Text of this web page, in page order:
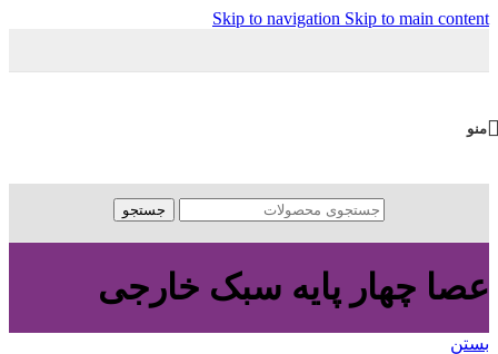
Skip to navigation Skip to main content
منو
جستجو
عصا چهار پایه سبک خارجی
بستن